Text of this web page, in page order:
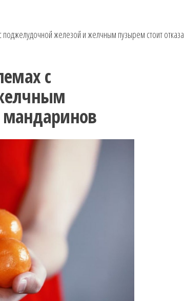
железой и желчным пузырем стоит
с
мандаринов